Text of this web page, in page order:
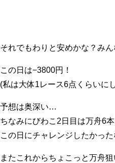
それでもわりと安めかな？み
この日は−3800円！
(私は大体1レース6点くらいに
予想は奥深い…
ちなみにびわこ2日目は万舟6
この日にチャレンジしたかっ
またこれからちょこっと万舟